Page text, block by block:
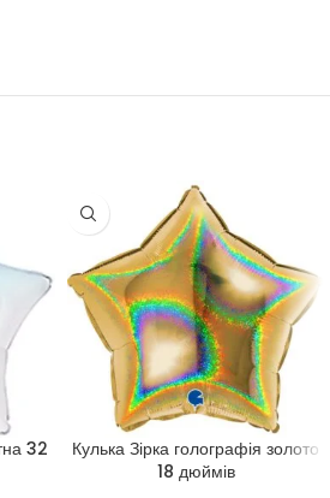
32
Кулька Зірка голографія золото
18 дюймів